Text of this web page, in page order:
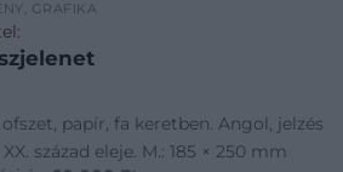
GRAFIKA
ofszet, papír, fa keretben. Angol, jelzés
század eleje. M.: 185 × 250 mm